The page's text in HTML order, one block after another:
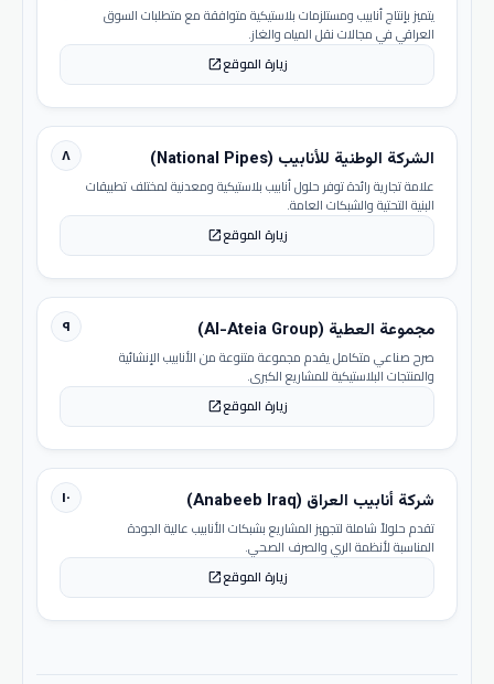
يتميز بإنتاج أنابيب ومستلزمات بلاستيكية متوافقة مع متطلبات السوق
العراقي في مجالات نقل المياه والغاز.
زيارة الموقعopen_in_new
٨ الشركة الوطنية للأنابيب (National Pipes)
علامة تجارية رائدة توفر حلول أنابيب بلاستيكية ومعدنية لمختلف تطبيقات
البنية التحتية والشبكات العامة.
زيارة الموقعopen_in_new
٩ مجموعة العطية (Al-Ateia Group)
صرح صناعي متكامل يقدم مجموعة متنوعة من الأنابيب الإنشائية
والمنتجات البلاستيكية للمشاريع الكبرى.
زيارة الموقعopen_in_new
١٠ شركة أنابيب العراق (Anabeeb Iraq)
تقدم حلولاً شاملة لتجهيز المشاريع بشبكات الأنابيب عالية الجودة
المناسبة لأنظمة الري والصرف الصحي.
زيارة الموقعopen_in_new